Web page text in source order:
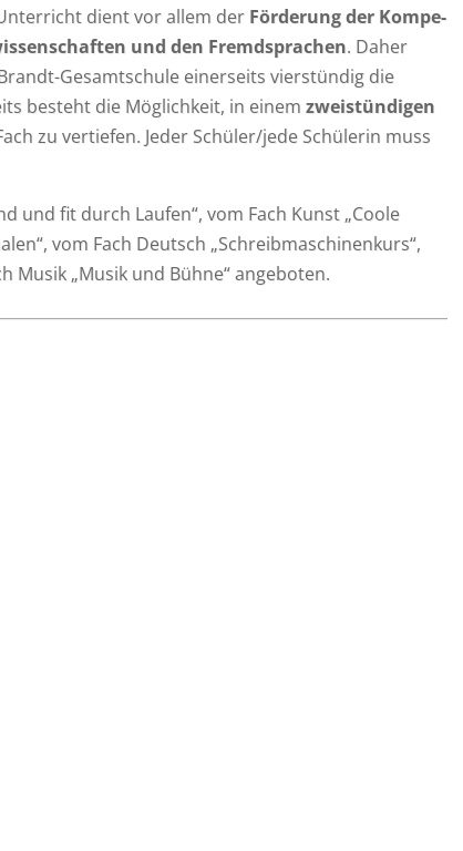
dient vor allem der För­de­rung der Kom­pe­
und den Fremd­spra­chen. Daher
Gesamt­schu­le einer­seits vier­stün­dig die
besteht die Mög­lich­keit, in einem zwei­stün­di­gen
zu ver­tie­fen. Jeder Schüler/jede Schü­le­rin muss
und fit durch Lau­fen“, vom Fach Kunst „Coo­le
vom Fach Deutsch „Schreib­ma­schi­nen­kurs“,
Musik „Musik und Büh­ne“ angeboten.